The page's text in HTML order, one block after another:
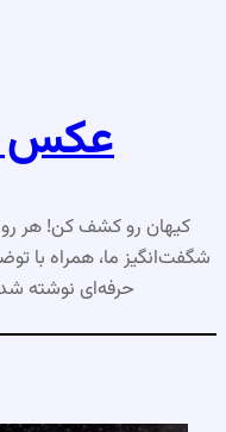
عکس
کیهان رو کشف کن! هر
شگفت‌انگیز ما، همراه با
حرفه‌ای نوشته